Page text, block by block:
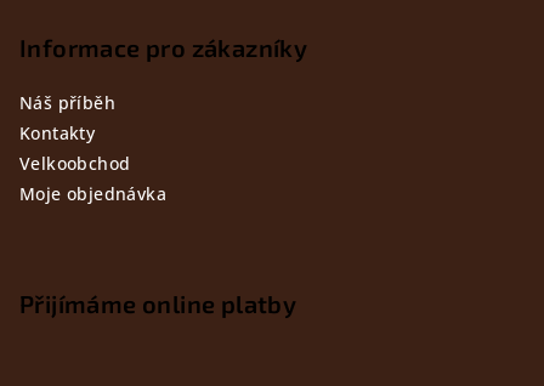
Informace pro zákazníky
Náš příběh
Kontakty
Velkoobchod
Moje objednávka
Přijímáme online platby